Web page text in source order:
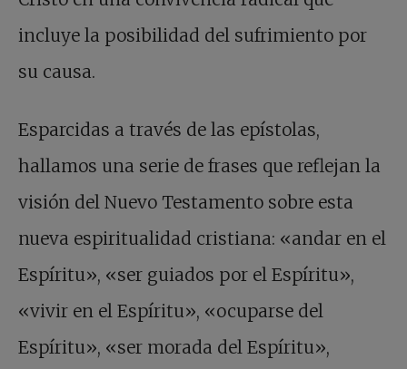
incluye la posibilidad del sufrimiento por
su causa.
Esparcidas a través de las epístolas,
hallamos una serie de frases que reflejan la
visión del Nuevo Testamento sobre esta
nueva espiritualidad cristiana: «andar en el
Espíritu», «ser guiados por el Espíritu»,
«vivir en el Espíritu», «ocuparse del
Espíritu», «ser morada del Espíritu»,